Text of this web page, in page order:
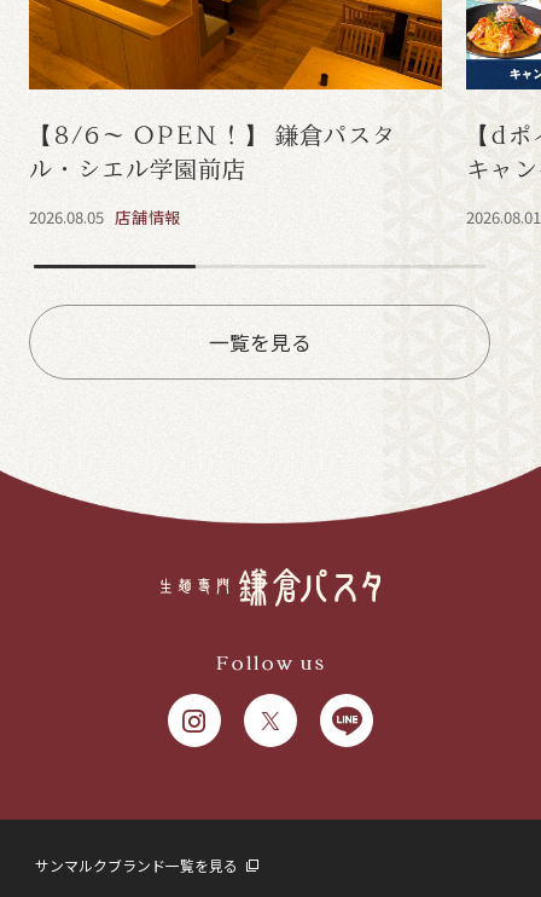
【8/6～ OPEN！】 鎌倉パスタ
ル・シエル学園前店
2026.08.05 店舗情報
【d
キャ
2026.08.01
一覧を見る
Follow us
サンマルクブランド一覧を見る